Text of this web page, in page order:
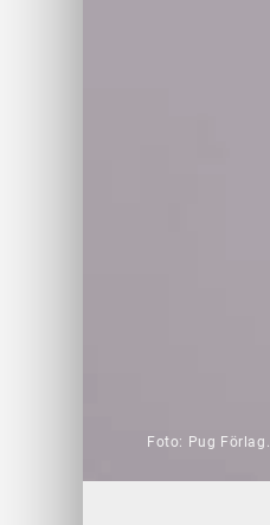
Foto: Pug Förlag.